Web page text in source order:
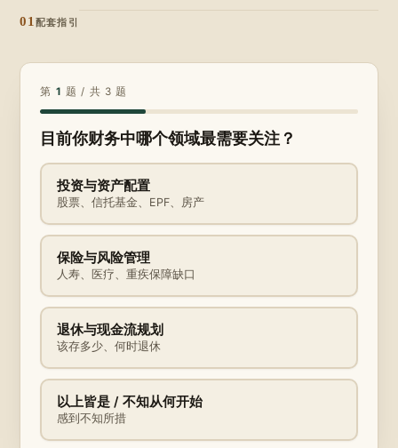
01配套指引
第 1 题 / 共 3 题
目前你财务中哪个领域最需要关注？
投资与资产配置
股票、信托基金、EPF、房产
保险与风险管理
人寿、医疗、重疾保障缺口
退休与现金流规划
该存多少、何时退休
以上皆是 / 不知从何开始
感到不知所措